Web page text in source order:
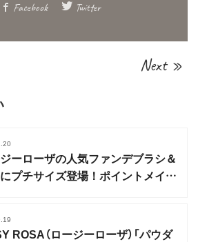
Facebook Twitter
Next »
ーローザの人気ファンデブラシ＆
プチサイズ登場！ポイントメイク
ROSA（ロージーローザ）「パウダ